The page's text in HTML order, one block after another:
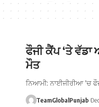
ਫੌਜੀ ਕੈਂਪ ‘ਤੇ ਵੱਡਾ
ਮੌਤ
ਨਿਆਮੀ: ਨਾਈਜੀਰੀਆ 'ਚ
TeamGlobalPunjab